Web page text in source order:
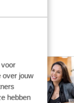
over jouw
hebben